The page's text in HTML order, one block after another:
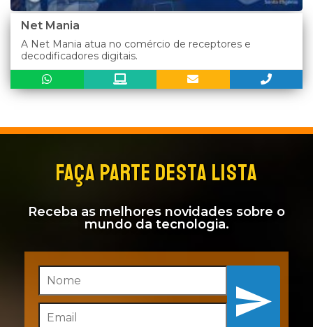
Net Mania
A Net Mania atua no comércio de receptores e
decodificadores digitais.
FAÇA PARTE DESTA LISTA
Receba as melhores novidades sobre o
mundo da tecnologia.
Inscreva-se